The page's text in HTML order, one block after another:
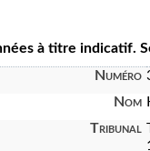
à titre indicatif.
Numéro
Nom
Tribunal